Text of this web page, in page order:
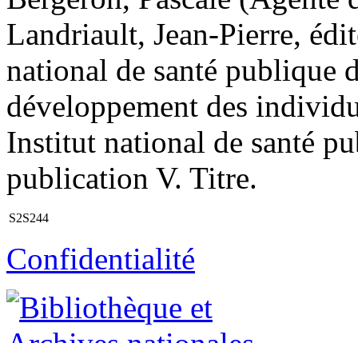
Landriault, Jean-Pierre,
national de santé publique
développement des
Institut national de santé
publication V. Titre.
S2S244
Confidentialité